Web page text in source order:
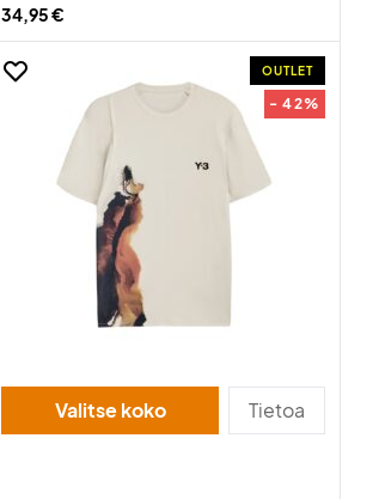
34,95 €
OUTLET
- 42%
Valitse koko Tietoa